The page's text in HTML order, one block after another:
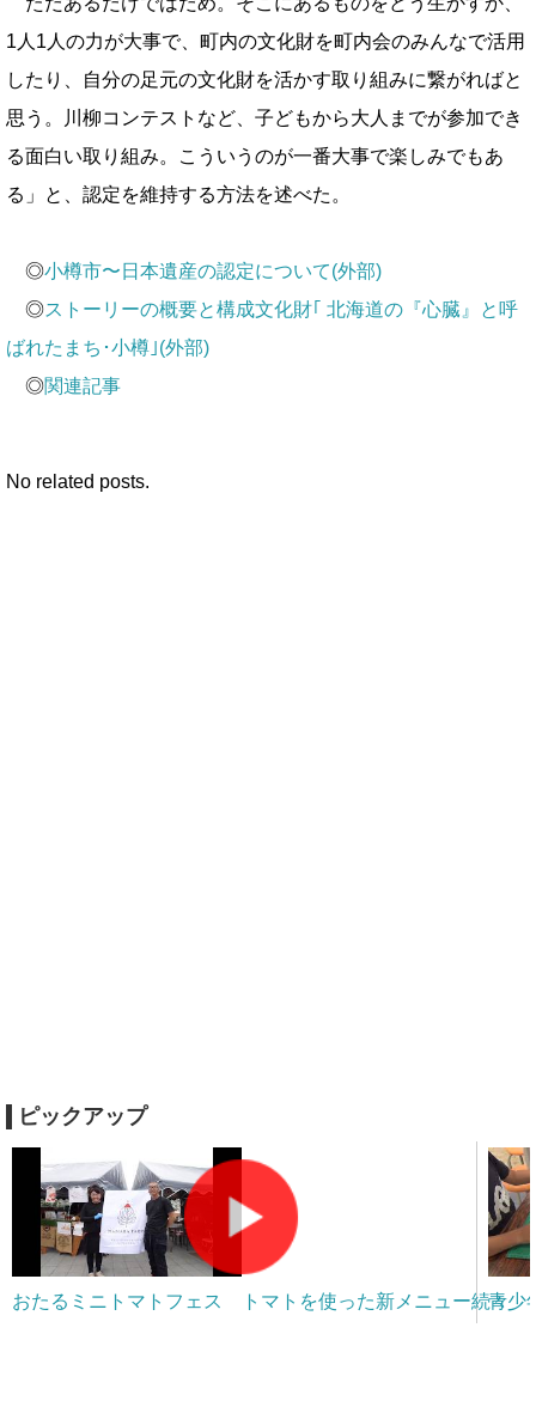
1人1人の力が大事で、町内の文化財を町内会のみんなで活用
したり、自分の足元の文化財を活かす取り組みに繋がればと
思う。川柳コンテストなど、子どもから大人までが参加でき
る面白い取り組み。こういうのが一番大事で楽しみでもあ
る」と、認定を維持する方法を述べた。
◎小樽市〜日本遺産の認定について(外部)
◎ストーリーの概要と構成文化財｢ 北海道の『心臓』と呼
ばれたまち･小樽｣(外部)
◎関連記事
No related posts.
ピックアップ
おたるミニトマトフェス トマトを使った新メニュー続々青少